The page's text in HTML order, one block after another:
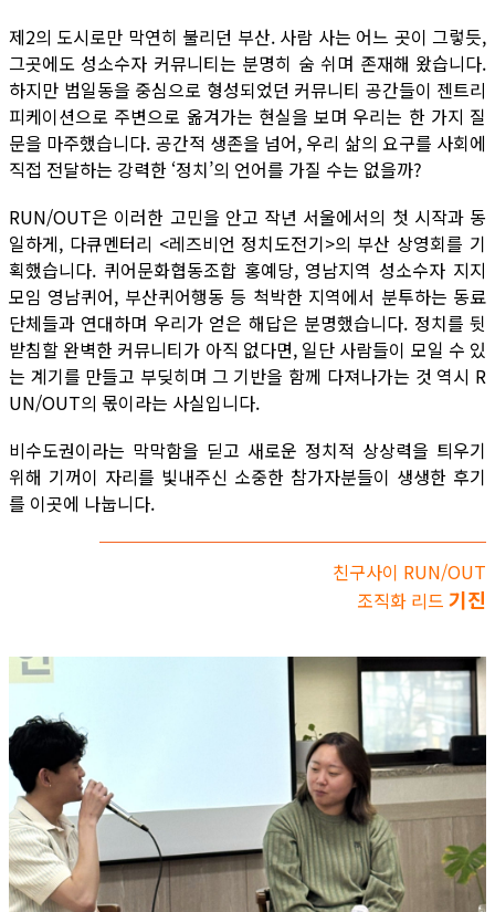
제2의 도시로만 막연히 불리던 부산. 사람 사는 어느 곳이 그렇듯,
그곳에도 성소수자 커뮤니티는 분명히 숨 쉬며 존재해 왔습니다.
하지만 범일동을 중심으로 형성되었던 커뮤니티 공간들이 젠트리
피케이션으로 주변으로 옮겨가는 현실을 보며 우리는 한 가지 질
문을 마주했습니다. 공간적 생존을 넘어, 우리 삶의 요구를 사회에
직접 전달하는 강력한 ‘정치’의 언어를 가질 수는 없을까?
RUN/OUT은 이러한 고민을 안고 작년 서울에서의 첫 시작과 동
일하게, 다큐멘터리 <레즈비언 정치도전기>의 부산 상영회를 기
획했습니다. 퀴어문화협동조합 홍예당, 영남지역 성소수자 지지
모임 영남퀴어, 부산퀴어행동 등 척박한 지역에서 분투하는 동료
단체들과 연대하며 우리가 얻은 해답은 분명했습니다. 정치를 뒷
받침할 완벽한 커뮤니티가 아직 없다면, 일단 사람들이 모일 수 있
는 계기를 만들고 부딪히며 그 기반을 함께 다져나가는 것 역시 R
UN/OUT의 몫이라는 사실입니다.
비수도권이라는 막막함을 딛고 새로운 정치적 상상력을 틔우기
위해 기꺼이 자리를 빛내주신 소중한 참가자분들이 생생한 후기
를 이곳에 나눕니다.
친구사이 RUN/OUT
조직화 리드 기진